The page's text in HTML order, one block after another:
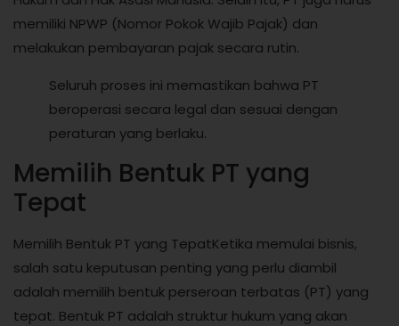
memiliki NPWP (Nomor Pokok Wajib Pajak) dan
melakukan pembayaran pajak secara rutin.
Seluruh proses ini memastikan bahwa PT
beroperasi secara legal dan sesuai dengan
peraturan yang berlaku.
Memilih Bentuk PT yang
Tepat
Memilih Bentuk PT yang TepatKetika memulai bisnis,
salah satu keputusan penting yang perlu diambil
adalah memilih bentuk perseroan terbatas (PT) yang
tepat. Bentuk PT adalah struktur hukum yang akan